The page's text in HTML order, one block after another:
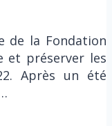
de la Fondation
et préserver les
Après un été